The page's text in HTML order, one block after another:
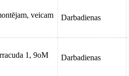
veicam
Darbadienas
1, 9oM
Darbadienas